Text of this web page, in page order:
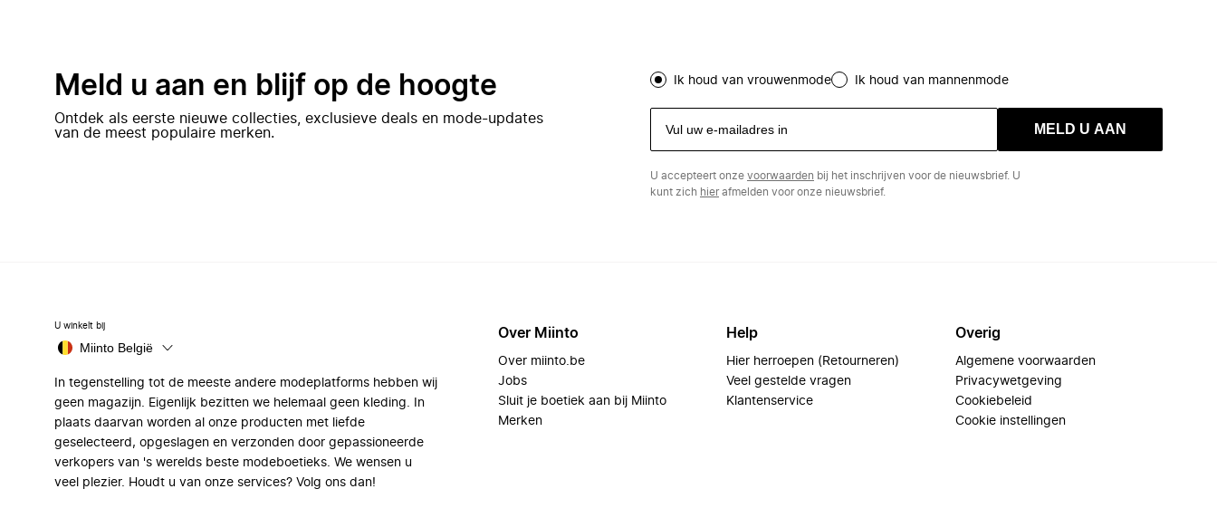
Meld u aan en blijf op de hoogte
Ontdek als eerste nieuwe collecties, exclusieve deals en mode-updates
van de meest populaire merken.
Ik houd van vrouwenmode Ik houd van mannenmode
MELD U AAN
U accepteert onze voorwaarden bij het inschrijven voor de nieuwsbrief. U
kunt zich hierafmelden voor onze nieuwsbrief.
U winkelt bij
Miinto België
In tegenstelling tot de meeste andere modeplatforms hebben wij
geen magazijn. Eigenlijk bezitten we helemaal geen kleding. In
plaats daarvan worden al onze producten met liefde
geselecteerd, opgeslagen en verzonden door gepassioneerde
verkopers van 's werelds beste modeboetieks. We wensen u
veel plezier. Houdt u van onze services? Volg ons dan!
Over Miinto
Over miinto.be
Jobs
Sluit je boetiek aan bij Miinto
Merken
Help
Hier herroepen (Retourneren)
Veel gestelde vragen
Klantenservice
Overig
Algemene voorwaarden
Privacywetgeving
Cookiebeleid
Cookie instellingen